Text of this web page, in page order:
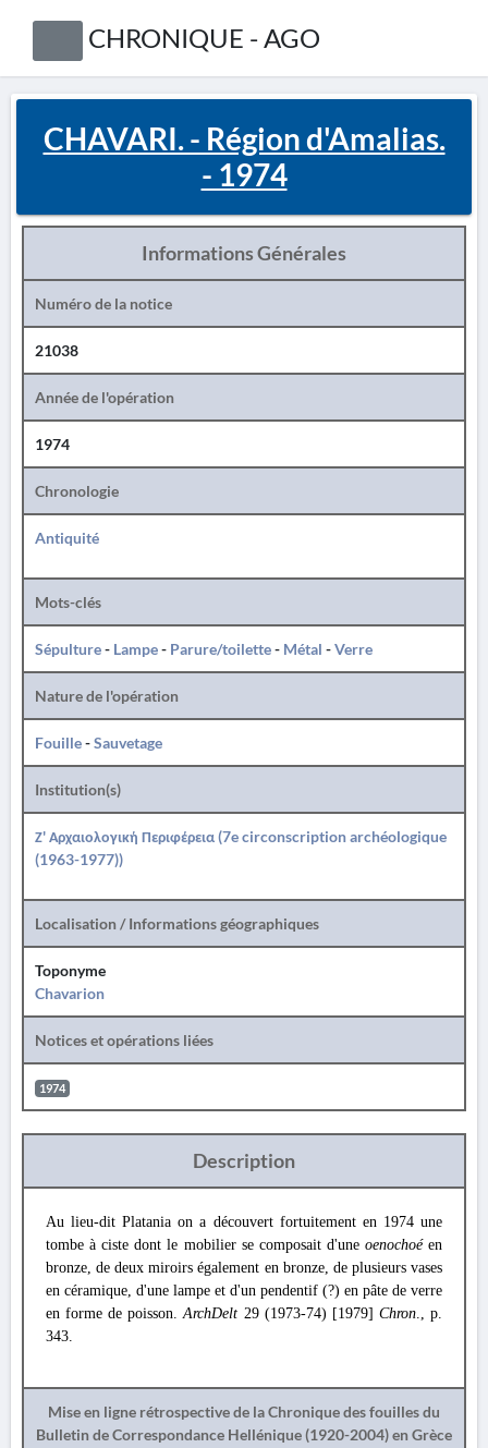
CHRONIQUE - AGO
CHAVARI. - Région d'Amalias.
- 1974
Informations Générales
Numéro de la notice
21038
Année de l'opération
1974
Chronologie
Antiquité
Mots-clés
Sépulture- Lampe- Parure/toilette- Métal -Verre
Nature de l'opération
Fouille-Sauvetage
Institution(s)
Ζ' Αρχαιολογική Περιφέρεια (7e circonscription archéologique
(1963-1977))
Localisation / Informations géographiques
Toponyme
Chavarion
Notices et opérations liées
1974
Description
Au lieu-dit Platania on a découvert fortuitement en 1974 une
tombe à ciste dont le mobilier se composait d'une oenochoéen
bronze, de deux miroirs également en bronze, de plusieurs vases
en céramique, d'une lampe et d'un pendentif (?) en pâte de verre
en forme de poisson.ArchDelt 29 (1973-74) [1979] Chron., p.
343.
Mise en ligne rétrospective de la Chronique des fouilles du
Bulletin de Correspondance Hellénique (1920-2004) en Grèce